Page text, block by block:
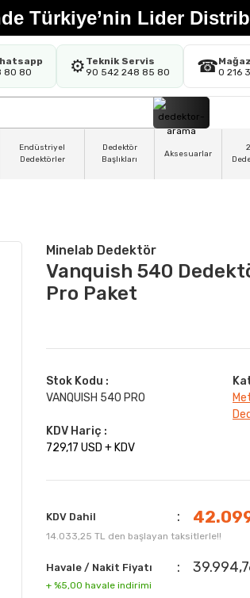
Türkiye’nin Lider
80 80
⚙️ Teknik Servis
90 542 248 85 80
☎0 216
Endüstriyel
Dedektörler
Dedektör
Başlıkları
Aksesuarlar
Minelab Dedektör
Vanquish 540
Pro Paket
Stok Kodu :
VANQUISH 540 PRO
KDV Hariç :
729,17 USD + KDV
KDV Dahil
14.033,25 TL den başlayan taksitlerle!!
Havale / Nakit Fiyatı
+ %5,00 havale indirimi